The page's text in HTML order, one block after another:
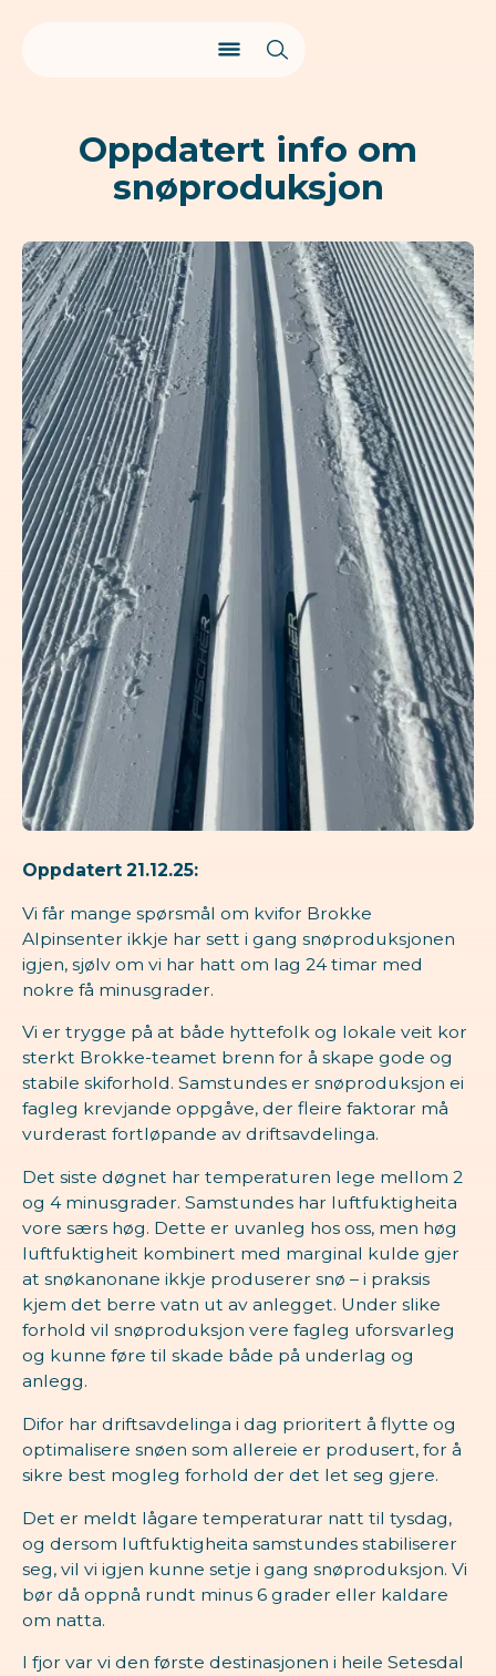
Oppdatert info om
snøproduksjon
Oppdatert 21.12.25:
Vi får mange spørsmål om kvifor Brokke
Alpinsenter ikkje har sett i gang snøproduksjonen
igjen, sjølv om vi har hatt om lag 24 timar med
nokre få minusgrader.
Vi er trygge på at både hyttefolk og lokale veit kor
sterkt Brokke-teamet brenn for å skape gode og
stabile skiforhold. Samstundes er snøproduksjon ei
fagleg krevjande oppgåve, der fleire faktorar må
vurderast fortløpande av driftsavdelinga.
Det siste døgnet har temperaturen lege mellom 2
og 4 minusgrader. Samstundes har luftfuktigheita
vore særs høg. Dette er uvanleg hos oss, men høg
luftfuktigheit kombinert med marginal kulde gjer
at snøkanonane ikkje produserer snø – i praksis
kjem det berre vatn ut av anlegget. Under slike
forhold vil snøproduksjon vere fagleg uforsvarleg
og kunne føre til skade både på underlag og
anlegg.
Difor har driftsavdelinga i dag prioritert å flytte og
optimalisere snøen som allereie er produsert, for å
sikre best mogleg forhold der det let seg gjere.
Det er meldt lågare temperaturar natt til tysdag,
og dersom luftfuktigheita samstundes stabiliserer
seg, vil vi igjen kunne setje i gang snøproduksjon. Vi
bør då oppnå rundt minus 6 grader eller kaldare
om natta.
I fjor var vi den første destinasjonen i heile Setesdal